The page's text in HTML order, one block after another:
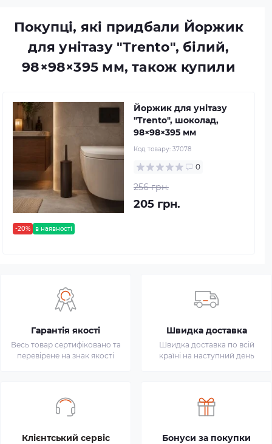
Покупці, які придбали Йоржик
для унітазу "Trento", білий,
98×98×395 мм, також купили
-20% в наявності
Йоржик для унітазу
"Trento", шоколад,
98×98×395 мм
Код товару: 37078
0
256 грн.
205 грн.
Гарантія якості
Весь товар сертифіковано та
перевірене на знак якості
Швидка доставка
Швидка доставка по всій
країні на наступний день
Клієнтський сервіс Бонуси за покупки